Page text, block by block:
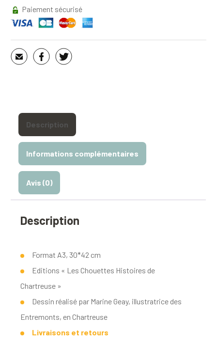
Crolles-
Éditions
Histoires
Paiement sécurisé
Description
Informations complémentaires
Avis (0)
Description
Format A3, 30*42 cm
Editions « Les Chouettes Histoires de
Chartreuse »
Dessin réalisé par Marine Geay, illustratrice des
Entremonts, en Chartreuse
Livraisons et retours